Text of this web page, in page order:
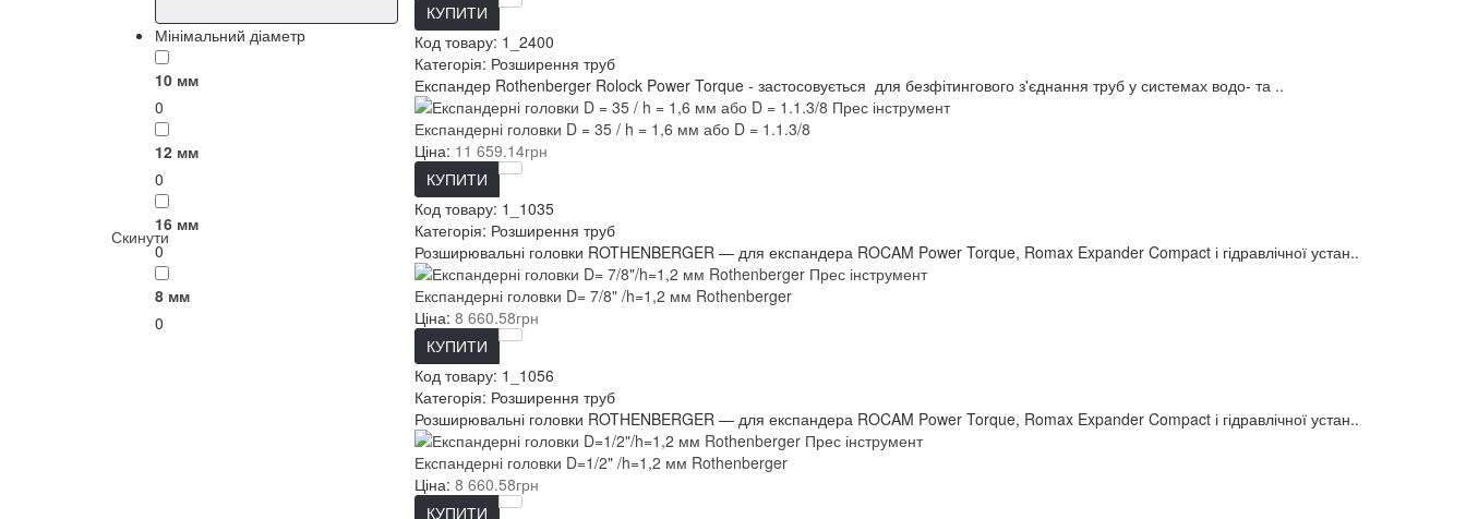
Мінімальний діаметр
10 мм
0
12 мм
0
16 мм
0
8 мм
0
Скинути
КУПИТИ
Код товару: 1_2400
Категорія: Розширення труб
Експандер Rothenberger Rolock Power Torque - застосовується для безфітингового з'єднання труб у системах водо- та ..
Експандерні головки D = 35 / h = 1,6 мм або D = 1.1.3/8
Ціна: 11 659.14грн
КУПИТИ
Код товару: 1_1035
Категорія: Розширення труб
Розширювальні головки ROTHENBERGER — для експандера ROCAM Power Torque, Romax Expander Compact і гідравлічної устан..
Експандерні головки D= 7/8" /h=1,2 мм Rothenberger
Ціна: 8 660.58грн
КУПИТИ
Код товару: 1_1056
Категорія: Розширення труб
Розширювальні головки ROTHENBERGER — для експандера ROCAM Power Torque, Romax Expander Compact і гідравлічної устан..
Експандерні головки D=1/2" /h=1,2 мм Rothenberger
Ціна: 8 660.58грн
КУПИТИ